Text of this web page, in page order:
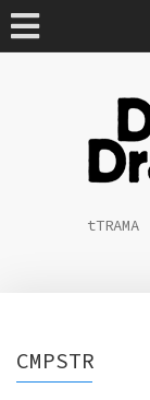
tTRAMA
CMPSTR